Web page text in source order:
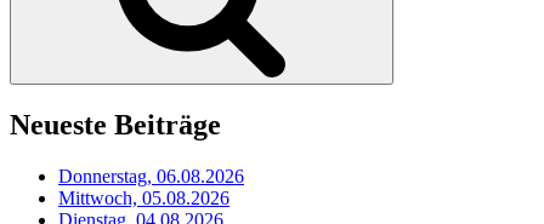
Neueste Beiträge
Donnerstag, 06.08.2026
Mittwoch, 05.08.2026
Dienstag, 04.08.2026